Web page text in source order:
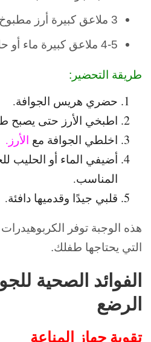
3 ملاعق كبيرة أرز مطبوخ (أو حبوب الأرز للرضع).
4-5 ملاعق كبيرة ماء أو حليب.
طريقة التحضير:
حضري هريس الجوافة.
اطبخي الأرز حتى يصبح
اخلطي الجوافة مع الأرز.
أضيفي الماء أو الحليب
المناسب.
قلبي جيدًا وقدميها دافئة.
هذه الوجبة توفر الكربوهيدرات
التي يحتاجها طفلك.
الفوائد الصحية
الرضع
تقوية جهاز المناعة